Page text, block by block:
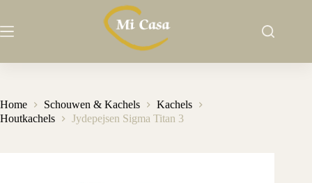
de
Home Schouwen & Kachels
Kachels
Houtkachels
Jydepejsen Sigma Titan 3